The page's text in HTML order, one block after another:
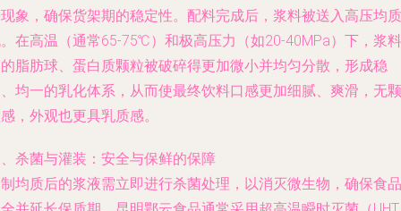
象，确保货架期的稳定性。配料完成后，浆料被送入高压均质
在高温（通常65-75℃）和极高压力（如20-40MPa）下，浆料
脂肪球、蛋白质颗粒被破碎得更加微小并均匀分散，形成稳
均一的乳化体系，从而使最终饮料口感更加细腻、爽滑，无颗
，外观也更具乳质感。
杀菌与灌装：安全与保鲜的保障
均质后的浆液需立即进行杀菌处理，以消灭微生物，确保食品